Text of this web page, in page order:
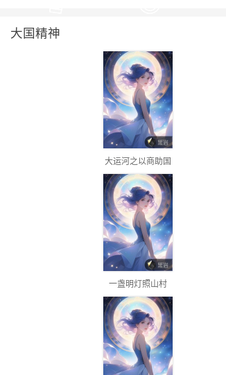
大国精神
大运河之以商助国
一盏明灯照山村